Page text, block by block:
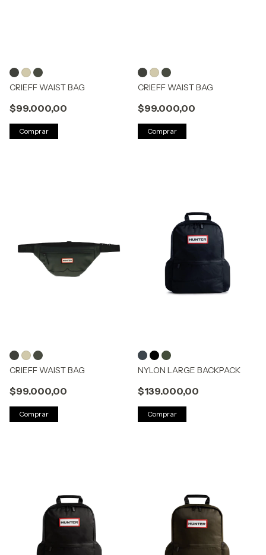
CRIEFF WAIST BAG
$99.000,00
Comprar
CRIEFF WAIST BAG
$99.000,00
Comprar
CRIEFF WAIST BAG
$99.000,00
Comprar
NYLON LARGE BACKPACK
$139.000,00
Comprar